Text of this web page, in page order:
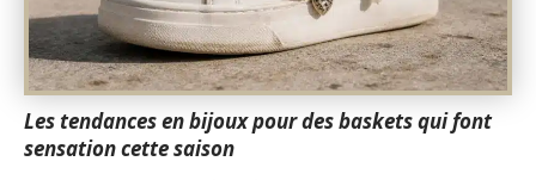
Les tendances en bijoux pour des baskets qui font
sensation cette saison